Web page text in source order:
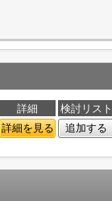
詳細
検討リスト
詳細を見る 追加する